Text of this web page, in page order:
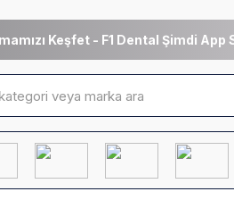
Keşfet - F1 Dental Şimdi App